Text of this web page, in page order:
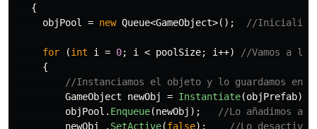
{
objPool
= new Queue<GameObject>(); //
for (int i = 0; i < poolSize; i++)
//Vamos a
{
//Instanciamos el objeto y lo guardamos
GameObject
newObj = Instantiate(objPrefab);
objPool . Enqueue(newObj );
//Lo añadimos a
newObj
. SetActive(false);
//Lo